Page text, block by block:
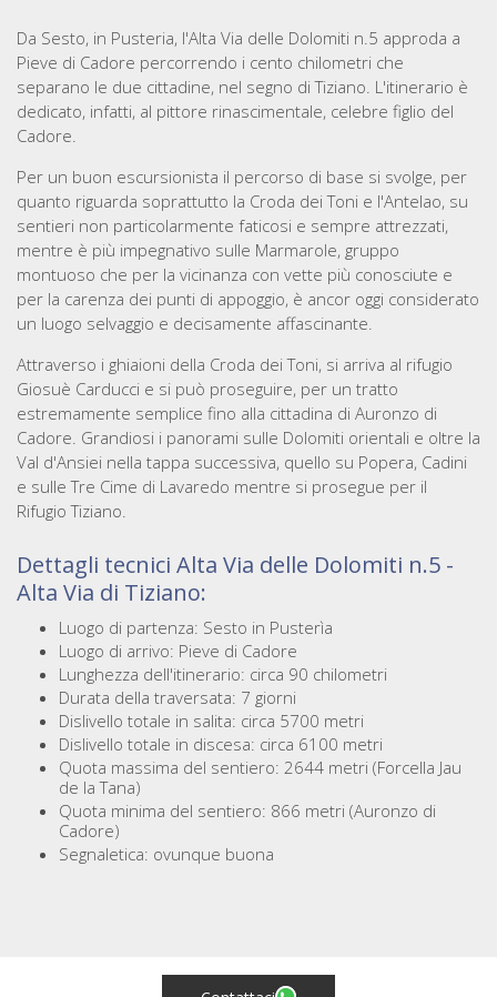
Da Sesto, in Pusteria, l'Alta Via delle Dolomiti n.5 approda a
Pieve di Cadore percorrendo i cento chilometri che
separano le due cittadine, nel segno di Tiziano. L'itinerario è
dedicato, infatti, al pittore rinascimentale, celebre figlio del
Cadore.
Per un buon escursionista il percorso di base si svolge, per
quanto riguarda soprattutto la Croda dei Toni e l'Antelao, su
sentieri non particolarmente faticosi e sempre attrezzati,
mentre è più impegnativo sulle Marmarole, gruppo
montuoso che per la vicinanza con vette più conosciute e
per la carenza dei punti di appoggio, è ancor oggi considerato
un luogo selvaggio e decisamente affascinante.
Attraverso i ghiaioni della Croda dei Toni, si arriva al rifugio
Giosuè Carducci e si può proseguire, per un tratto
estremamente semplice fino alla cittadina di Auronzo di
Cadore. Grandiosi i panorami sulle Dolomiti orientali e oltre la
Val d'Ansiei nella tappa successiva, quello su Popera, Cadini
e sulle Tre Cime di Lavaredo mentre si prosegue per il
Rifugio Tiziano.
Dettagli tecnici Alta Via delle Dolomiti n.5 -
Alta Via di Tiziano:
Luogo di partenza: Sesto in Pusterìa
Luogo di arrivo: Pieve di Cadore
Lunghezza dell'itinerario: circa 90 chilometri
Durata della traversata: 7 giorni
Dislivello totale in salita: circa 5700 metri
Dislivello totale in discesa: circa 6100 metri
Quota massima del sentiero: 2644 metri (Forcella Jau
de la Tana)
Quota minima del sentiero: 866 metri (Auronzo di
Cadore)
Segnaletica: ovunque buona